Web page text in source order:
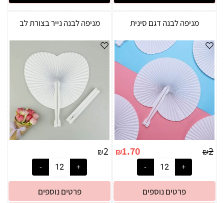
מניפה לבנה דגם סינית
₪2
₪1.70
פרטים נוספים
מניפה לבנה נייר בצורת לב
₪2
פרטים נוספים